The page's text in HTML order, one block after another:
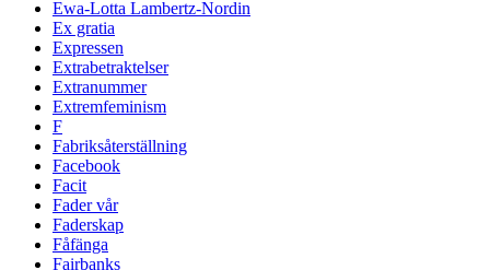
Ewa-Lotta Lambertz-Nordin
Ex gratia
Expressen
Extrabetraktelser
Extranummer
Extremfeminism
F
Fabriksåterställning
Facebook
Facit
Fader vår
Faderskap
Fåfänga
Fairbanks